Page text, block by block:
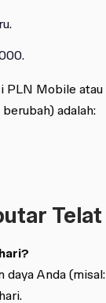
Mobile atau
adalah:
daya Anda